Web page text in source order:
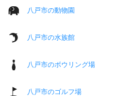
八戸市の動物園
八戸市の水族館
八戸市のボウリング場
八戸市のゴルフ場